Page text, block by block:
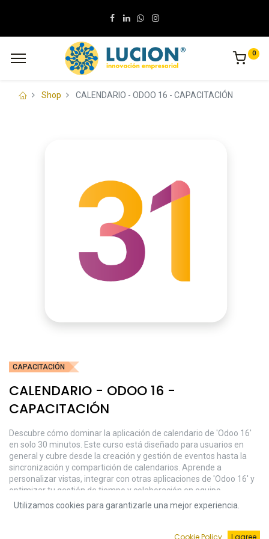
0
Shop CALENDARIO - ODOO 16 - CAPACITACIÓN
CAPACITACIÓN
CALENDARIO - ODOO 16 -
CAPACITACIÓN
Descubre cómo dominar la aplicación de calendario de 'Odoo 16'
en solo 30 minutos. Este curso está diseñado para usuarios en
general y cubre desde la creación y gestión de eventos hasta la
sincronización y compartición de calendarios. Aprende a
personalizar vistas, integrar con otras aplicaciones de 'Odoo 16' y
optimizar tu gestión de tiempo y colaboración en equipo.
¡Organiza tu vida y trabajo con eficiencia!
Utilizamos cookies para garantizarle una mejor experiencia.
Cookie Policy I agree